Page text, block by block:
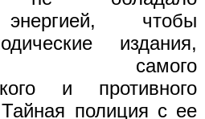
энергией, чтобы
издания,
самого
и противного
полиция с ее